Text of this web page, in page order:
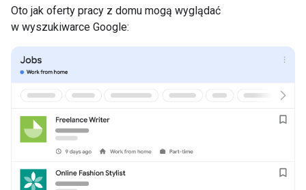
Oto jak oferty pracy z domu mogą wyglądać
w wyszukiwarce Google: